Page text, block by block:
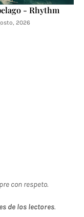
- Rhythm
2026
con respeto.
de los lectores.